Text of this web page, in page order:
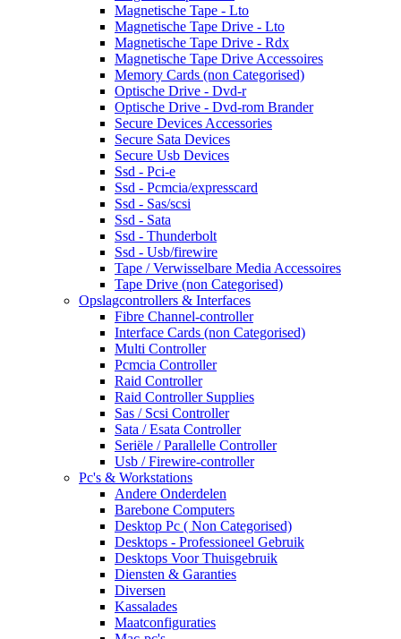
Magnetische Tape - Lto
Magnetische Tape Drive - Lto
Magnetische Tape Drive - Rdx
Magnetische Tape Drive Accessoires
Memory Cards (non Categorised)
Optische Drive - Dvd-r
Optische Drive - Dvd-rom Brander
Secure Devices Accessories
Secure Sata Devices
Secure Usb Devices
Ssd - Pci-e
Ssd - Pcmcia/expresscard
Ssd - Sas/scsi
Ssd - Sata
Ssd - Thunderbolt
Ssd - Usb/firewire
Tape / Verwisselbare Media Accessoires
Tape Drive (non Categorised)
Opslagcontrollers & Interfaces
Fibre Channel-controller
Interface Cards (non Categorised)
Multi Controller
Pcmcia Controller
Raid Controller
Raid Controller Supplies
Sas / Scsi Controller
Sata / Esata Controller
Seriële / Parallelle Controller
Usb / Firewire-controller
Pc's & Workstations
Andere Onderdelen
Barebone Computers
Desktop Pc ( Non Categorised)
Desktops - Professioneel Gebruik
Desktops Voor Thuisgebruik
Diensten & Garanties
Diversen
Kassalades
Maatconfiguraties